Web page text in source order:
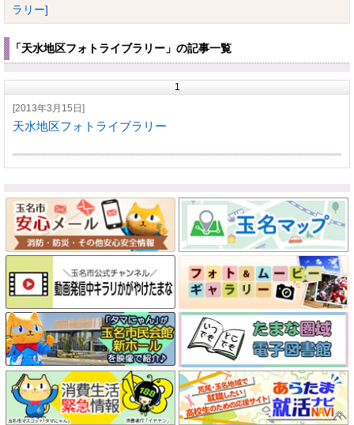
ラリー]
「天水地区フォトライブラリー」の記事一覧
1
[2013年3月15日]
天水地区フォトライブラリー